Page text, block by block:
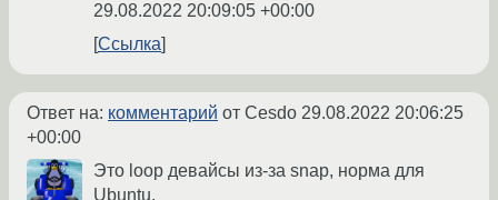
29.08.2022 20:09:05 +00:00
Ссылка
Ответ на: комментарий от Cesdo 29.08.2022 20:06:25
+00:00
Это loop девайсы из-за snap, норма для
Ubuntu.